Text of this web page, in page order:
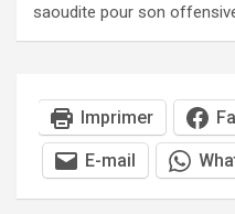
saoudite pour son
Imprimer
E-mail